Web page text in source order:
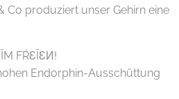
Co produziert unser Gehirn eine
FŔƐĪƐИ!
Endorphin-Ausschüttung